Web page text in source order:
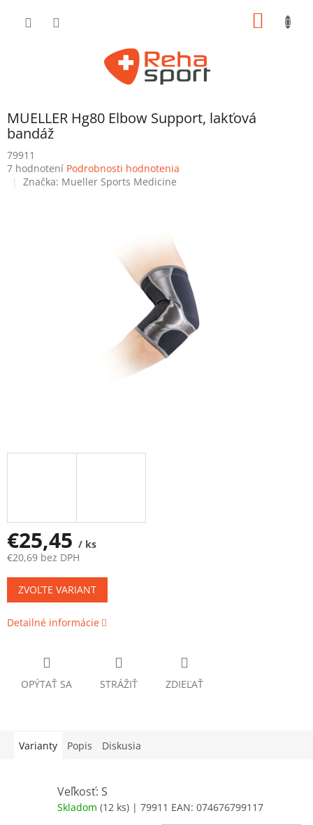
MUELLER Hg80 Elbow Support, lakťová
bandáž
79911
Priemerné
hodnotenie
7 hodnotení Podrobnosti hodnotenia
Značka: Mueller Sports Medicine
€25,45 / ks
€20,69 bez DPH
Jednotková
cena:
ZVOĽTE VARIANT
Detailné informácie
OPÝTAŤ SA STRÁŽIŤ ZDIEĽAŤ
Varianty Popis Diskusia
Veľkosť: S
Skladom (12 ks) | 79911 EAN: 074676799117